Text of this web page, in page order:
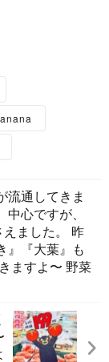
流通してきま
中心ですが、
えました。 昨
』『大葉』も
ますよ〜 野菜